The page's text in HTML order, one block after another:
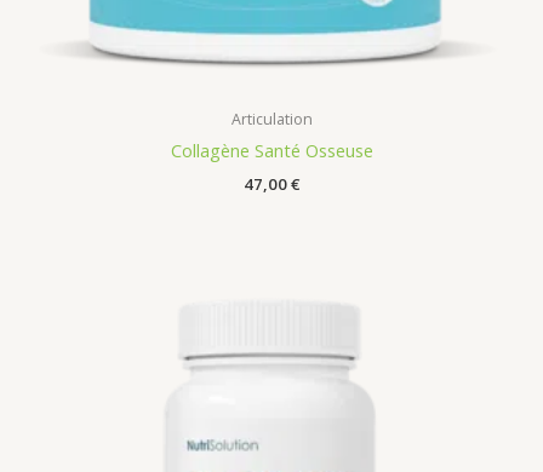
Articulation
Collagène Santé Osseuse
47,00€